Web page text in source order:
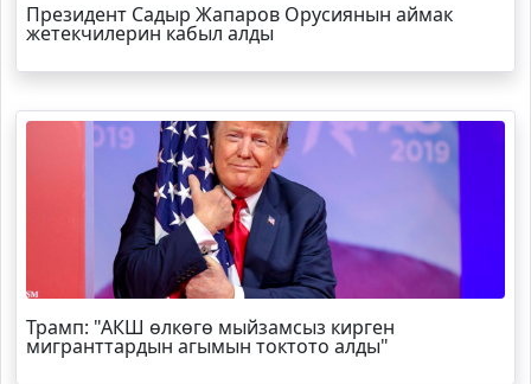
Президент Садыр Жапаров Орусиянын аймак
жетекчилерин кабыл алды
Трамп: "АКШ өлкөгө мыйзамсыз кирген
мигранттардын агымын токтото алды"